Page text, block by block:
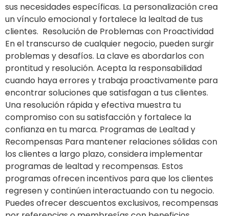
sus necesidades específicas. La personalización crea
un vínculo emocional y fortalece la lealtad de tus
clientes. Resolución de Problemas con Proactividad
En el transcurso de cualquier negocio, pueden surgir
problemas y desafíos. La clave es abordarlos con
prontitud y resolución. Acepta la responsabilidad
cuando haya errores y trabaja proactivamente para
encontrar soluciones que satisfagan a tus clientes.
Una resolución rápida y efectiva muestra tu
compromiso con su satisfacción y fortalece la
confianza en tu marca. Programas de Lealtad y
Recompensas Para mantener relaciones sólidas con
los clientes a largo plazo, considera implementar
programas de lealtad y recompensas. Estos
programas ofrecen incentivos para que los clientes
regresen y continúen interactuando con tu negocio.
Puedes ofrecer descuentos exclusivos, recompensas